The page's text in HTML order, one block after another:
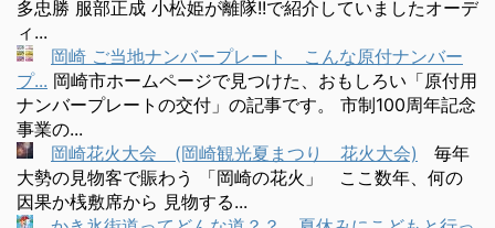
多忠勝 服部正成 小松姫が離隊!!で紹介していましたオーデ
ィ...
岡崎 ご当地ナンバープレート こんな原付ナンバー
プ... 岡崎市ホームページで見つけた、おもしろい「原付用
ナンバープレートの交付」の記事です。 市制100周年記念
事業の...
岡崎花火大会 (岡崎観光夏まつり 花火大会)
毎年
大勢の見物客で賑わう 「岡崎の花火」 ここ数年、何の
因果か桟敷席から 見物する...